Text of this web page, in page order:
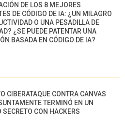
DE LOS 8 MEJORES
DE CÓDIGO DE IA: ¿UN MILAGRO
O UNA PESADILLA DE
¿SE PUEDE PATENTAR UNA
BASADA EN CÓDIGO DE IA?
CIBERATAQUE CONTRA CANVAS
TERMINÓ EN UN
SECRETO CON HACKERS